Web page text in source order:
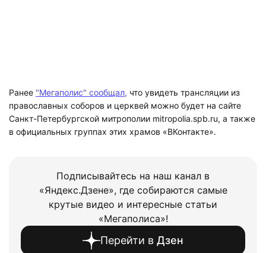
Ранее "Мегаполис" сообщал, что увидеть трансляции из
православных соборов и церквей можно будет на сайте
Санкт-Петербургской митрополии mitropolia.spb.ru, а также
в официальных группах этих храмов «ВКонтакте».
Подписывайтесь на наш канал в
«Яндекс.Дзене», где собираются самые
крутые видео и интересные статьи
«Мегаполиса»!
Перейти в Дзен